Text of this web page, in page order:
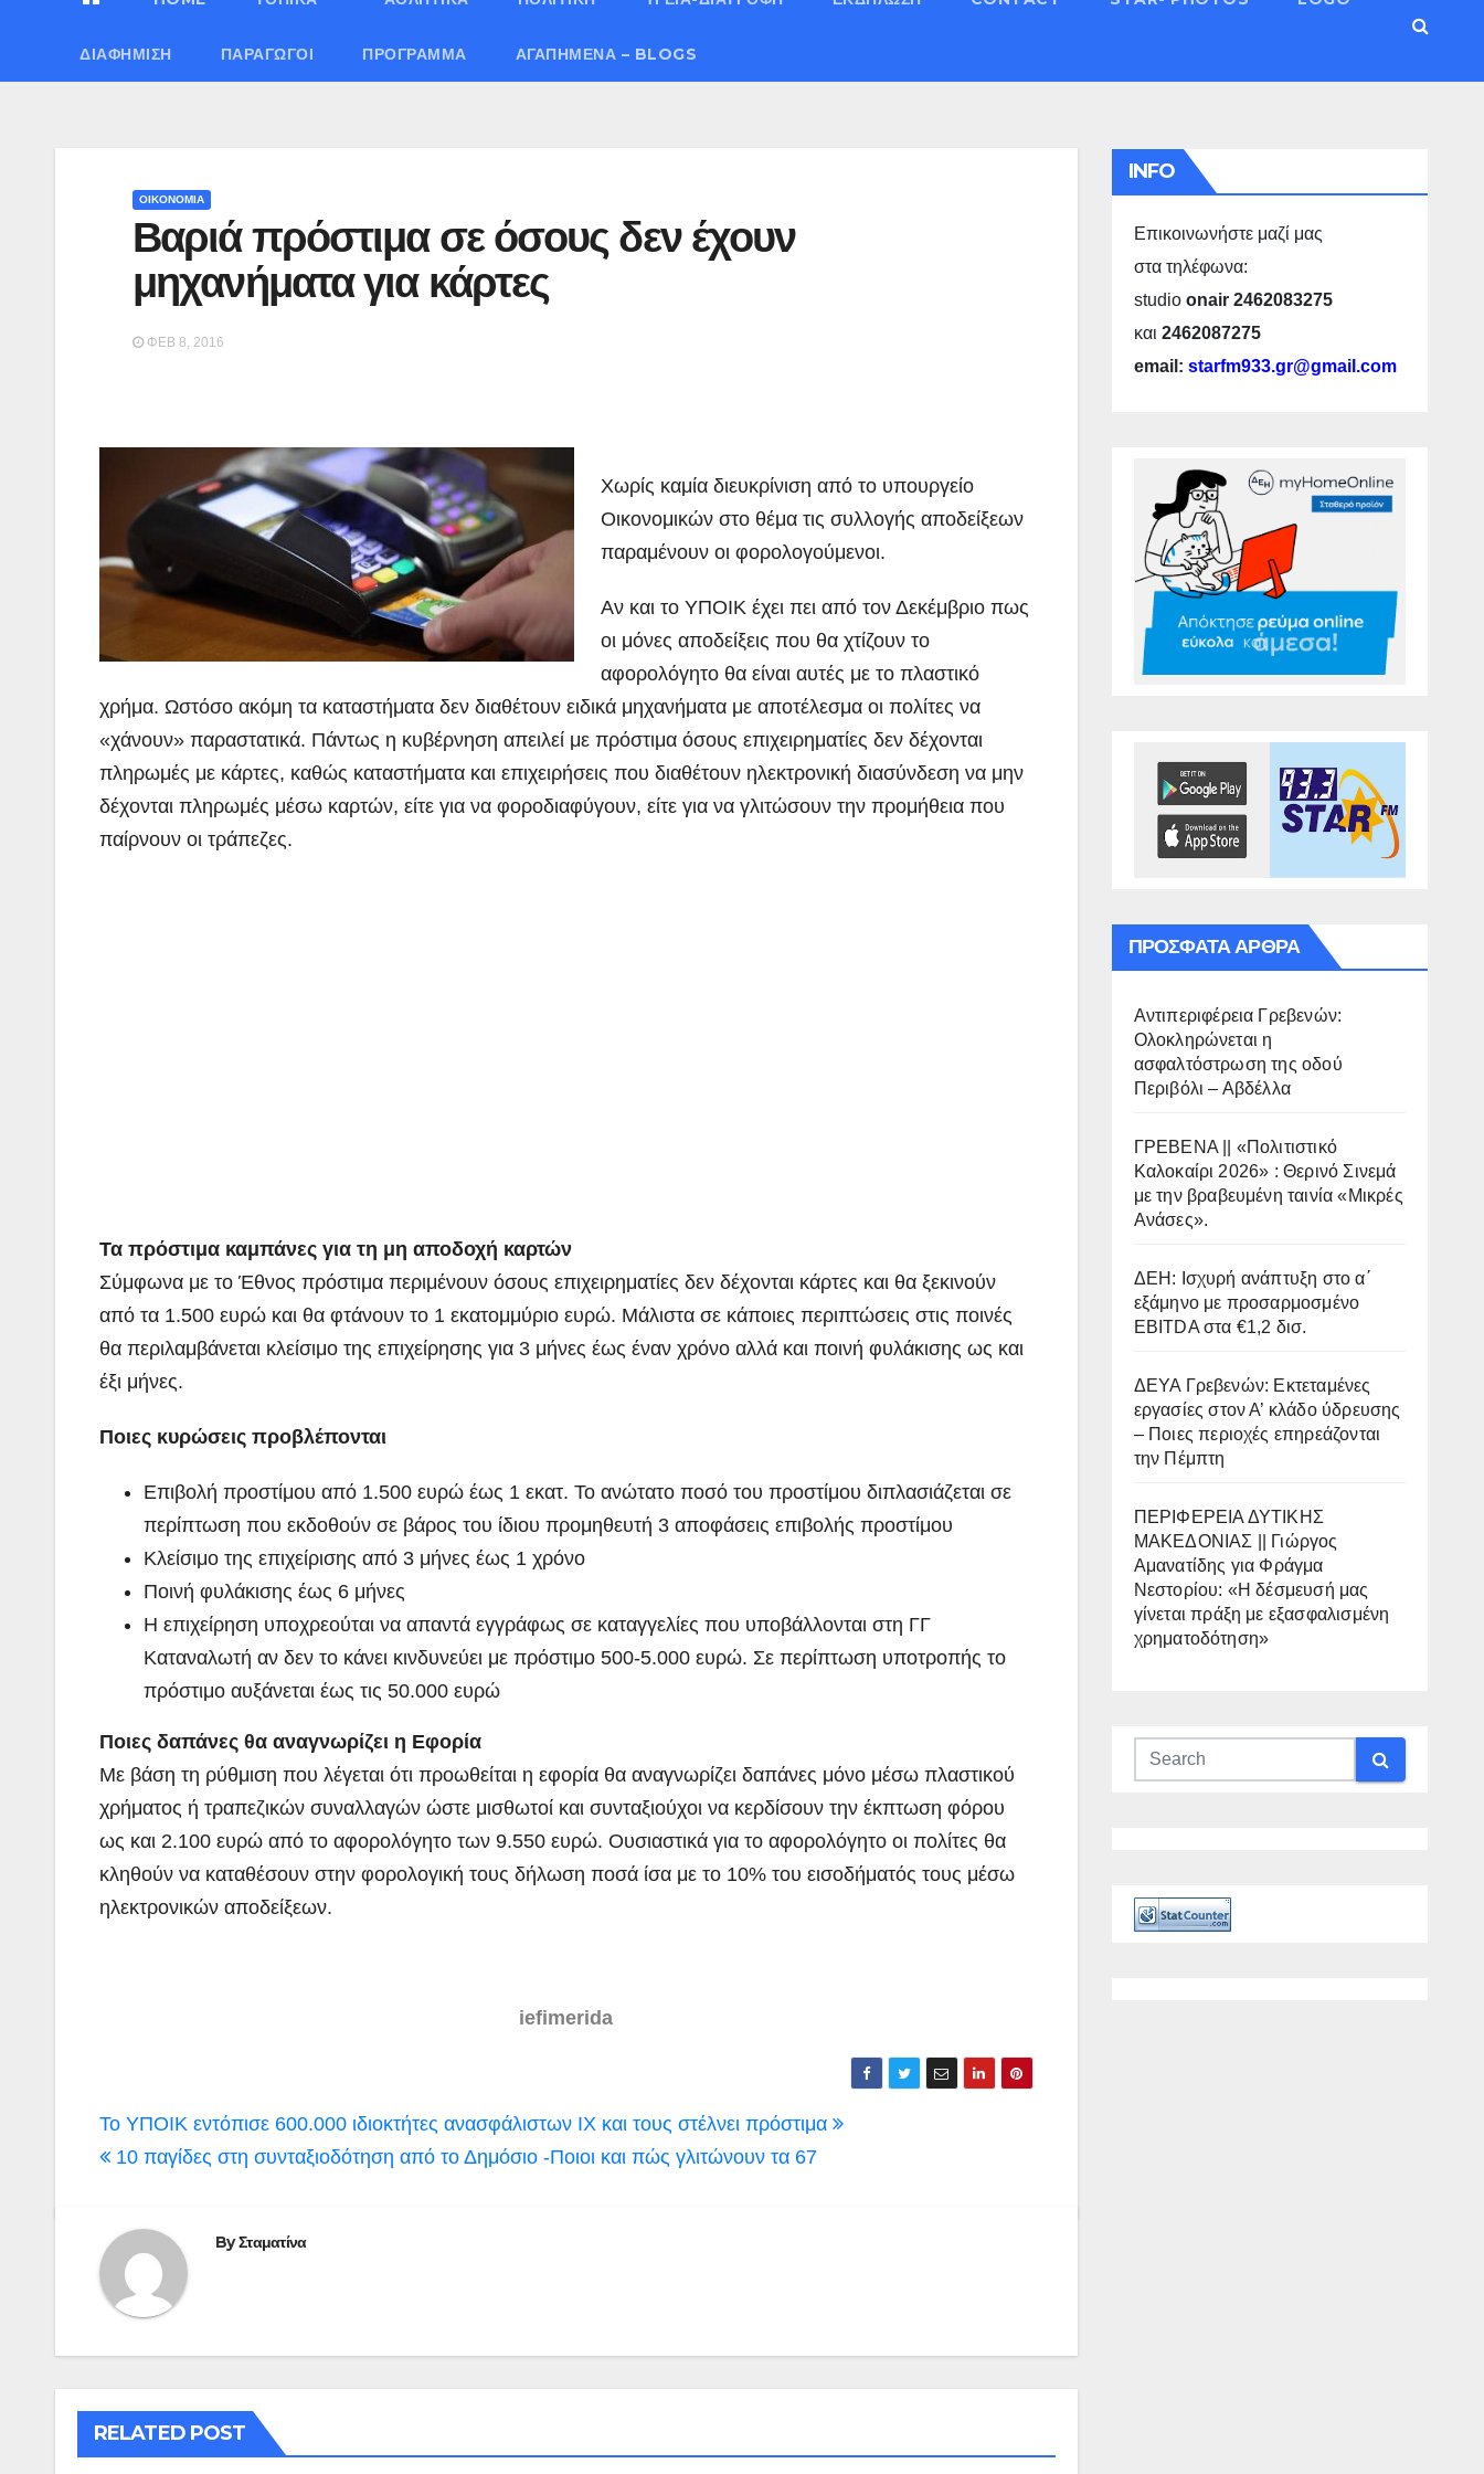
ΔΙΑΦΉΜΙΣΗ ΠΑΡΑΓΩΓΟΊ ΠΡΌΓΡΑΜΜΑ ΑΓΑΠΗΜΈΝΑ – BLOGS
ΟΙΚΟΝΟΜΙΑ
Βαριά πρόστιμα σε όσους δεν έχουν
μηχανήματα για κάρτες
ΦΕΒ 8, 2016
Χωρίς καμία διευκρίνιση από το υπουργείο
Οικονομικών στο θέμα τις συλλογής αποδείξεων
παραμένουν οι φορολογούμενοι.
Αν και το ΥΠΟΙΚ έχει πει από τον Δεκέμβριο πως
οι μόνες αποδείξεις που θα χτίζουν το
αφορολόγητο θα είναι αυτές με το πλαστικό
χρήμα. Ωστόσο ακόμη τα καταστήματα δεν διαθέτουν ειδικά μηχανήματα με αποτέλεσμα οι πολίτες να
«χάνουν» παραστατικά. Πάντως η κυβέρνηση απειλεί με πρόστιμα όσους επιχειρηματίες δεν δέχονται
πληρωμές με κάρτες, καθώς καταστήματα και επιχειρήσεις που διαθέτουν ηλεκτρονική διασύνδεση να μην
δέχονται πληρωμές μέσω καρτών, είτε για να φοροδιαφύγουν, είτε για να γλιτώσουν την προμήθεια που
παίρνουν οι τράπεζες.
Τα πρόστιμα καμπάνες για τη μη αποδοχή καρτών
Σύμφωνα με το Έθνος πρόστιμα περιμένουν όσους επιχειρηματίες δεν δέχονται κάρτες και θα ξεκινούν
από τα 1.500 ευρώ και θα φτάνουν το 1 εκατομμύριο ευρώ. Μάλιστα σε κάποιες περιπτώσεις στις ποινές
θα περιλαμβάνεται κλείσιμο της επιχείρησης για 3 μήνες έως έναν χρόνο αλλά και ποινή φυλάκισης ως και
έξι μήνες.
Ποιες κυρώσεις προβλέπονται
Επιβολή προστίμου από 1.500 ευρώ έως 1 εκατ. Το ανώτατο ποσό του προστίμου διπλασιάζεται σε
περίπτωση που εκδοθούν σε βάρος του ίδιου προμηθευτή 3 αποφάσεις επιβολής προστίμου
Κλείσιμο της επιχείρισης από 3 μήνες έως 1 χρόνο
Ποινή φυλάκισης έως 6 μήνες
Η επιχείρηση υποχρεούται να απαντά εγγράφως σε καταγγελίες που υποβάλλονται στη ΓΓ
Καταναλωτή αν δεν το κάνει κινδυνεύει με πρόστιμο 500-5.000 ευρώ. Σε περίπτωση υποτροπής το
πρόστιμο αυξάνεται έως τις 50.000 ευρώ
Ποιες δαπάνες θα αναγνωρίζει η Εφορία
Με βάση τη ρύθμιση που λέγεται ότι προωθείται η εφορία θα αναγνωρίζει δαπάνες μόνο μέσω πλαστικού
χρήματος ή τραπεζικών συναλλαγών ώστε μισθωτοί και συνταξιούχοι να κερδίσουν την έκπτωση φόρου
ως και 2.100 ευρώ από το αφορολόγητο των 9.550 ευρώ. Ουσιαστικά για το αφορολόγητο οι πολίτες θα
κληθούν να καταθέσουν στην φορολογική τους δήλωση ποσά ίσα με το 10% του εισοδήματός τους μέσω
ηλεκτρονικών αποδείξεων.
iefimerida
Πλοήγηση
άρθρων
Το ΥΠΟΙΚ εντόπισε 600.000 ιδιοκτήτες ανασφάλιστων ΙΧ και τους στέλνει πρόστιμα
10 παγίδες στη συνταξιοδότηση από το Δημόσιο -Ποιοι και πώς γλιτώνουν τα 67
ByΣταματίνα
RELATED POST
INFO
Επικοινωνήστε μαζί μας
στα τηλέφωνα:
studio onair 2462083275
και 2462087275
email: starfm933.gr@gmail.com
ΠΡΌΣΦΑΤΑ ΆΡΘΡΑ
Αντιπεριφέρεια Γρεβενών:
Ολοκληρώνεται η
ασφαλτόστρωση της οδού
Περιβόλι – Αβδέλλα
ΓΡΕΒΕΝΑ || «Πολιτιστικό
Καλοκαίρι 2026» : Θερινό Σινεμά
με την βραβευμένη ταινία «Μικρές
Ανάσες».
ΔΕΗ: Ισχυρή ανάπτυξη στο α΄
εξάμηνο με προσαρμοσμένο
EBITDA στα €1,2 δισ.
ΔΕΥΑ Γρεβενών: Εκτεταμένες
εργασίες στον Α’ κλάδο ύδρευσης
– Ποιες περιοχές επηρεάζονται
την Πέμπτη
ΠΕΡΙΦΕΡΕΙΑ ΔΥΤΙΚΗΣ
ΜΑΚΕΔΟΝΙΑΣ || Γιώργος
Αμανατίδης για Φράγμα
Νεστορίου: «Η δέσμευσή μας
γίνεται πράξη με εξασφαλισμένη
χρηματοδότηση»